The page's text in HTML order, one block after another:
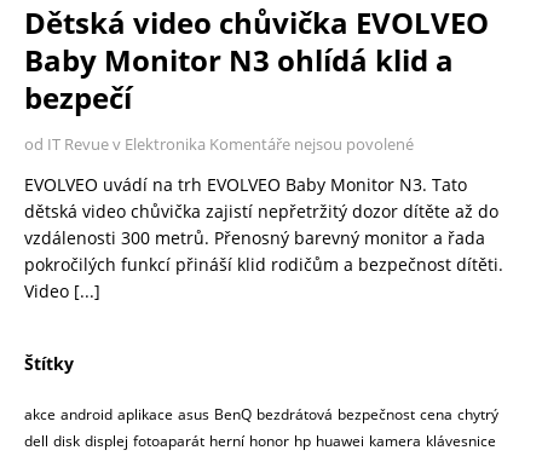
Dětská video chůvička EVOLVEO
Baby Monitor N3 ohlídá klid a
bezpečí
od IT Revue v Elektronika Komentáře nejsou povolené
EVOLVEO uvádí na trh EVOLVEO Baby Monitor N3. Tato
dětská video chůvička zajistí nepřetržitý dozor dítěte až do
vzdálenosti 300 metrů. Přenosný barevný monitor a řada
pokročilých funkcí přináší klid rodičům a bezpečnost dítěti.
Video [...]
Štítky
akce android aplikace asus BenQ bezdrátová bezpečnost cena chytrý
dell disk displej fotoaparát herní honor hp huawei kamera klávesnice